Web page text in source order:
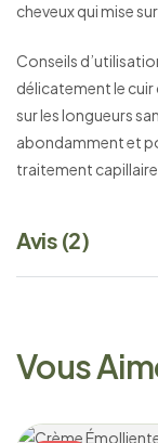
cheveux qui mise
Conseils
délicatement le cuir
sur les longueurs
abondamment et
traitement
Avis (2)
Vous